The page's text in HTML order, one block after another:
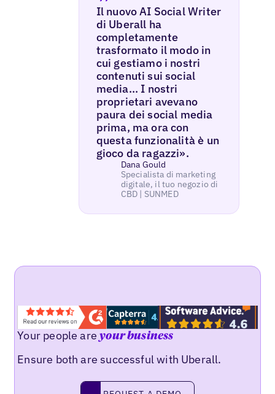
Il nuovo AI Social Writer
di Uberall ha
completamente
trasformato il modo in
cui gestiamo i nostri
contenuti sui social
media... I nostri
proprietari avevano
paura dei social media
prima, ma ora con
questa funzionalità è un
gioco da ragazzi».
Dana Gould
Specialista di marketing
digitale, il tuo negozio di
CBD | SUNMED
Your people areyour business
Ensure both are successful with Uberall.